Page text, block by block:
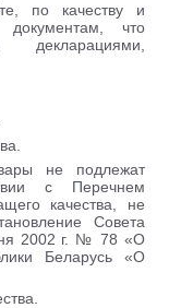
по качеству и
документам, что
декларациями,
не подлежат
с Перечнем
качества, не
Совета
2002 г. № 78 «О
Беларусь «О